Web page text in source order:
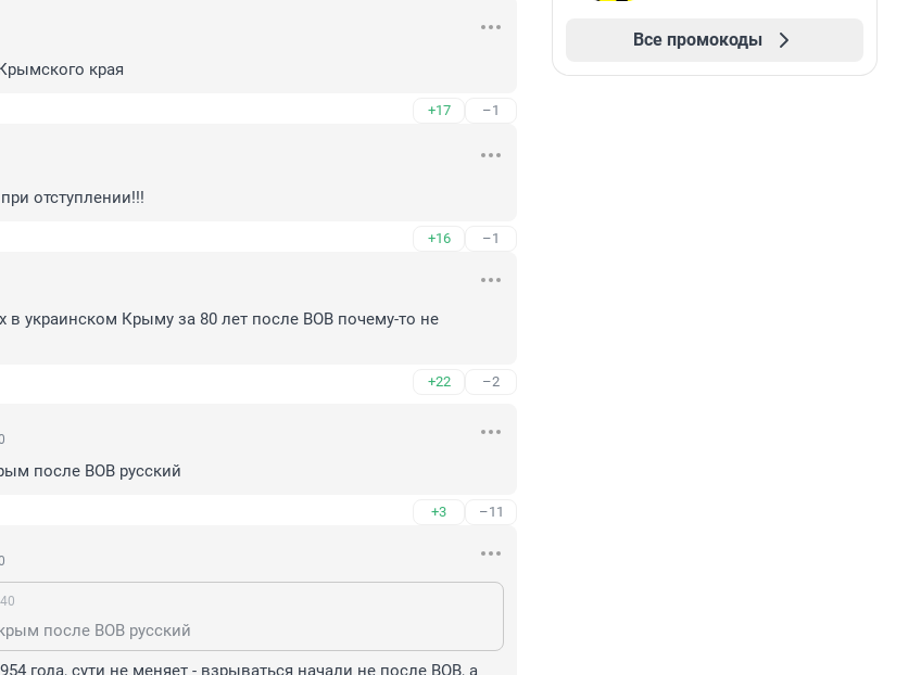
края
+17 –1
отступлении!!!
+16 –1
украинском Крыму за 80 лет после ВОВ почему-то не
+22 –2
после ВОВ русский
+3 –11
после ВОВ русский
года, сути не меняет - взрываться начали не после ВОВ, а
Все промокоды